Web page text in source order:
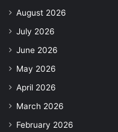
August 2026
July 2026
June 2026
May 2026
April 2026
March 2026
February 2026